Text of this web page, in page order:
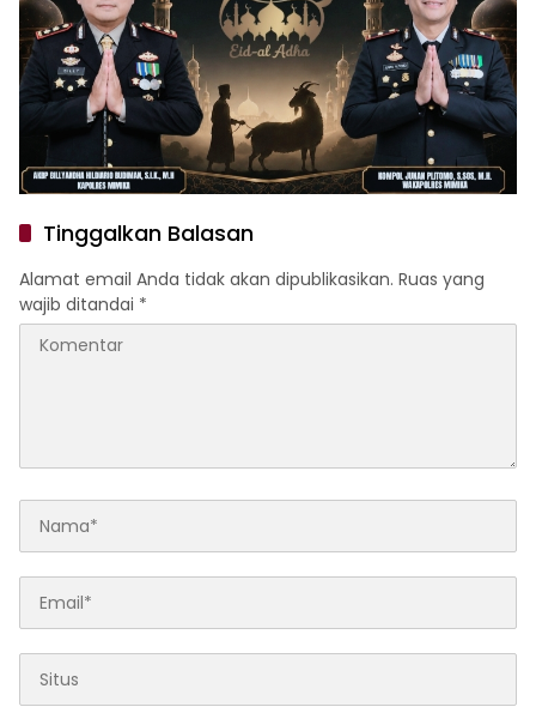
Tinggalkan Balasan
Alamat email Anda tidak akan dipublikasikan. Ruas yang
wajib ditandai *